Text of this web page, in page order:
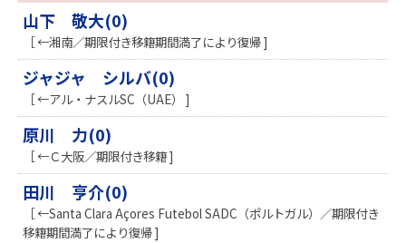
山下 敬大(0)
［ ←湘南／期限付き移籍期間満了により復帰 ]
ジャジャ シルバ(0)
［ ←アル・ナスルSC（UAE） ]
原川 力(0)
［ ←Ｃ大阪／期限付き移籍 ]
田川 亨介(0)
［ ←Santa Clara Açores Futebol SADC（ポルトガル）／期限付き
移籍期間満了により復帰 ]